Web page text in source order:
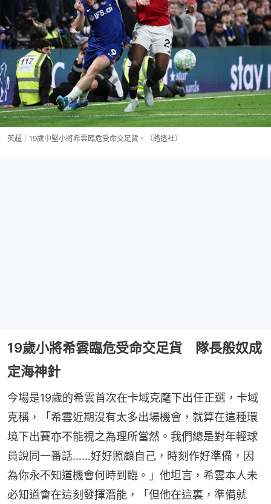
英超︱19歲中堅小將希雲臨危受命交足貨。（路透社）
19歲小將希雲臨危受命交足貨 隊長般奴成
定海神針
今場是19歲的希雲首次在卡域克麾下出任正選，卡域
克稱，「希雲近期沒有太多出場機會，就算在這種環
境下出賽亦不能視之為理所當然。我們總是對年輕球
員說同一番話……好好照顧自己，時刻作好準備，因
為你永不知道機會何時到臨。」他坦言，希雲本人未
必知道會在這刻發揮潛能，「但他在這裏，準備就